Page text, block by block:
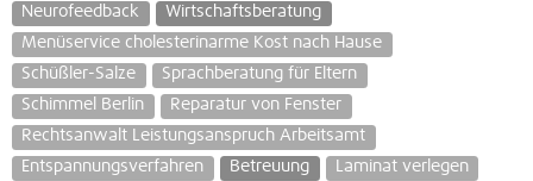
Neurofeedback
Wirtschaftsberatung
Menüservice cholesterinarme Kost nach Hause
Schüßler-Salze
Sprachberatung für Eltern
Schimmel Berlin
Reparatur von Fenster
Rechtsanwalt Leistungsanspruch Arbeitsamt
Entspannungsverfahren
Betreuung
Laminat verlegen